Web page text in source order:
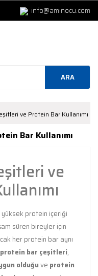
info@aminocu.com
ARA
ve Protein Bar Kullanımı
Bar Kullanımı
ve
protein içeriği
süren bireyler için
her protein bar aynı
protein bar çeşitleri,
olduğuve protein